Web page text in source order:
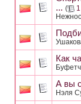
... ( 1
Как
А вы
Нэля